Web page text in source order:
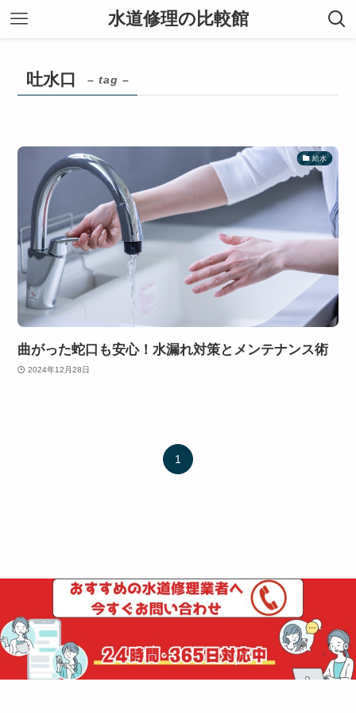
水道修理の比較館
吐水口 – tag –
給水
曲がった蛇口も安心！水漏れ対策とメンテナンス術
2024年12月28日
1
吐水口